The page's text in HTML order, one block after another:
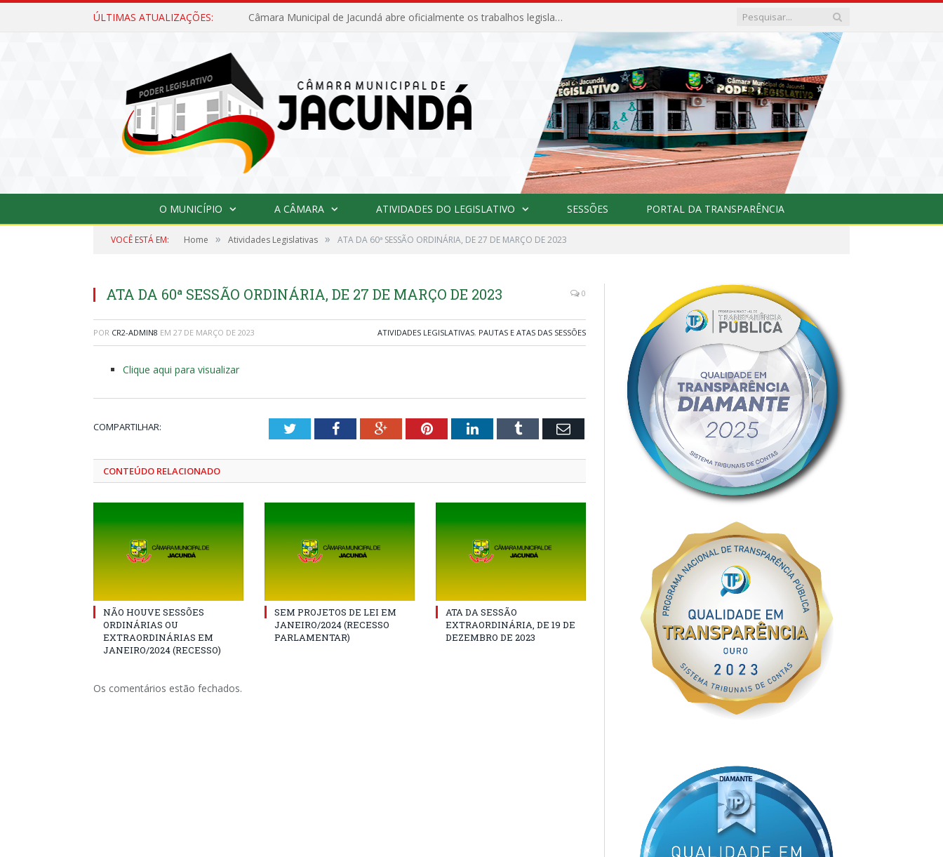
ÚLTIMAS ATUALIZAÇÕES: Câmara Municipal de Jacundá abre oficialmente os trabalhos legislativos de 2026
O MUNICÍPIO A CÂMARA ATIVIDADES DO LEGISLATIVO SESSÕES PORTAL DA TRANSPARÊNCIA
VOCÊ ESTÁ EM: Home » Atividades Legislativas » ATA DA 60ª SESSÃO ORDINÁRIA, DE 27 DE MARÇO DE 2023
ATA DA 60ª SESSÃO ORDINÁRIA, DE 27 DE MARÇO DE 2023 0
POR CR2-ADMIN8 EM 27 DE MARÇO DE 2023 ATIVIDADES LEGISLATIVAS, PAUTAS E ATAS DAS SESSÕES
Clique aqui para visualizar
COMPARTILHAR: TwitterFacebookGoogle+PinterestLinkedInTumblr Email
CONTEÚDO RELACIONADO
NÃO HOUVE SESSÕES
ORDINÁRIAS OU
EXTRAORDINÁRIAS EM
JANEIRO/2024 (RECESSO)
SEM PROJETOS DE LEI EM
JANEIRO/2024 (RECESSO
PARLAMENTAR)
ATA DA SESSÃO
EXTRAORDINÁRIA, DE 19 DE
DEZEMBRO DE 2023
Os comentários estão fechados.